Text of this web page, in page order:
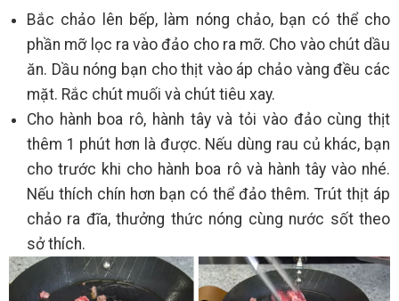
Bắc chảo lên bếp, làm nóng chảo, bạn có thể cho
phần mỡ lọc ra vào đảo cho ra mỡ. Cho vào chút dầu
ăn. Dầu nóng bạn cho thịt vào áp chảo vàng đều các
mặt. Rắc chút muối và chút tiêu xay.
Cho hành boa rô, hành tây và tỏi vào đảo cùng thịt
thêm 1 phút hơn là được. Nếu dùng rau củ khác, bạn
cho trước khi cho hành boa rô và hành tây vào nhé.
Nếu thích chín hơn bạn có thể đảo thêm. Trút thịt áp
chảo ra đĩa, thưởng thức nóng cùng nước sốt theo
sở thích.